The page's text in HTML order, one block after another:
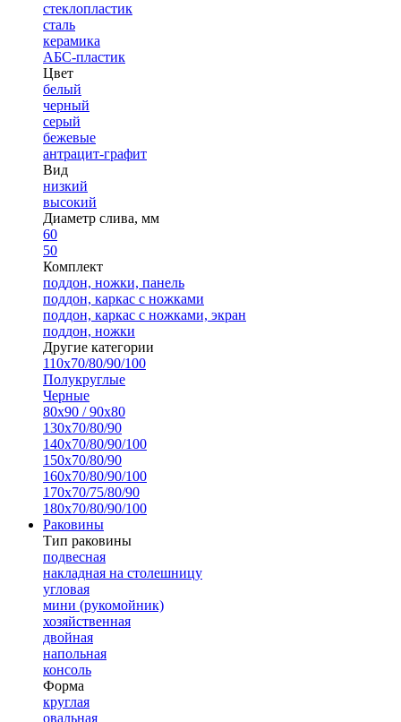
стеклопластик
сталь
керамика
АБС-пластик
Цвет
белый
черный
серый
бежевые
антрацит-графит
Вид
низкий
высокий
Диаметр слива, мм
60
50
Комплект
поддон, ножки, панель
поддон, каркас с ножками
поддон, каркас с ножками, экран
поддон, ножки
Другие категории
110х70/80/90/100
Полукруглые
Черные
80х90 / 90х80
130х70/80/90
140х70/80/90/100
150х70/80/90
160х70/80/90/100
170х70/75/80/90
180х70/80/90/100
Раковины
Тип раковины
подвесная
накладная на столешницу
угловая
мини (рукомойник)
хозяйственная
двойная
напольная
консоль
Форма
круглая
овальная